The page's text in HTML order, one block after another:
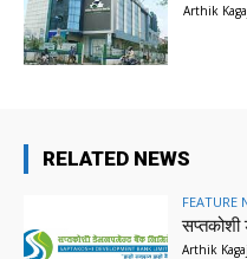
Arthik
RELATED NEWS
FEATURE
सप्तकोशी
Arthik Kagaj